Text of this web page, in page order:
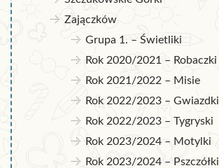
Zajączków
Grupa 1. – Świetliki
Rok 2020/2021 – Robaczki
Rok 2021/2022 – Misie
Rok 2022/2023 – Gwiazdki
Rok 2022/2023 – Tygryski
Rok 2023/2024 – Motylki
Rok 2023/2024 – Pszczółki